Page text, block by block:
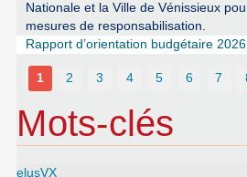
Nationale et la Ville de Vénissieux
mesures de responsabilisation.
Rapport d’orientation budgétaire 2026
1 2 3 4 5 6 7
Mots-clés
elusVX